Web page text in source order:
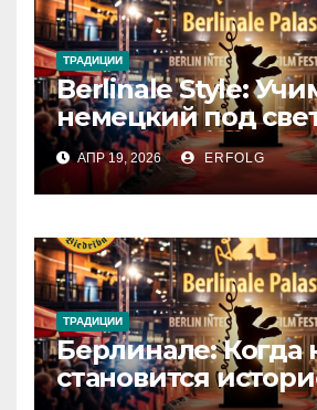
ТРАДИЦИИ
Berlinale Style:
немецкий под
софитов!
АПР 19, 2026 ERFOLG
ТРАДИЦИИ
Берлинале: Когда
становится